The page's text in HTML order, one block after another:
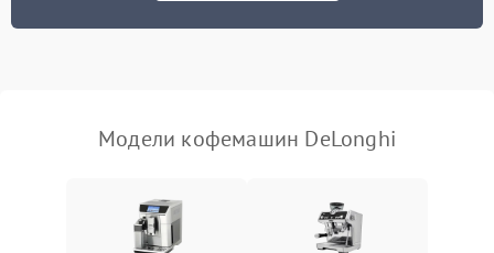
Модели кофемашин DeLonghi